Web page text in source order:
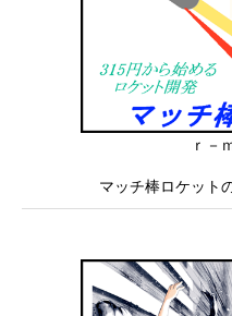
ｒ－
マッチ棒ロケット